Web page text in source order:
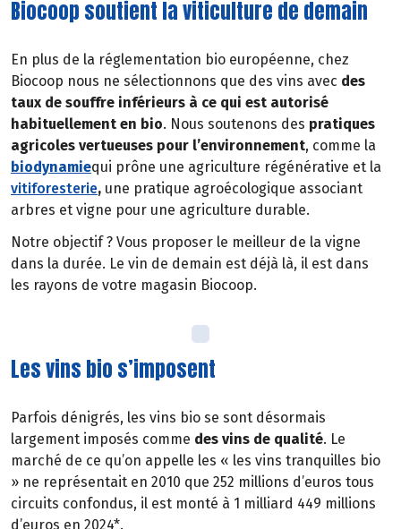
Biocoop soutient la viticulture de demain
En plus de la réglementation bio européenne, chez
Biocoop nous ne sélectionnons que des vins avec des
taux de souffre inférieurs à ce qui est autorisé
habituellement en bio. Nous soutenons des pratiques
agricoles vertueuses pour l’environnement, comme la
biodynamiequi prône une agriculture régénérative et la
vitiforesterie, une pratique agroécologique associant
arbres et vigne pour une agriculture durable.
Notre objectif ? Vous proposer le meilleur de la vigne
dans la durée. Le vin de demain est déjà là, il est dans
les rayons de votre magasin Biocoop.
Les vins bio s’imposent
Parfois dénigrés, les vins bio se sont désormais
largement imposés comme des vins de qualité. Le
marché de ce qu’on appelle les « les vins tranquilles bio
» ne représentait en 2010 que 252 millions d’euros tous
circuits confondus, il est monté à 1 milliard 449 millions
d’euros en 2024*.